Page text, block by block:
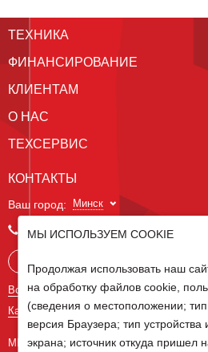
ТЕХНИКА
ФИНАНСИРОВАНИЕ
КЛИЕНТАМ
О НАС
ТЕХСЕРВИС
КОНТАКТЫ
Ваш город: Минск
+375 29 238 97 34
Все контакты
Карта сайта
МЫ В СОЦ СЕТЯХ
МЫ ИСПОЛЬЗУЕМ COOKIE
Продолжая использовать наш
на обработку файлов cookie,
(сведения о местоположении;
версия Браузера; тип
экрана; источник откуда пришел